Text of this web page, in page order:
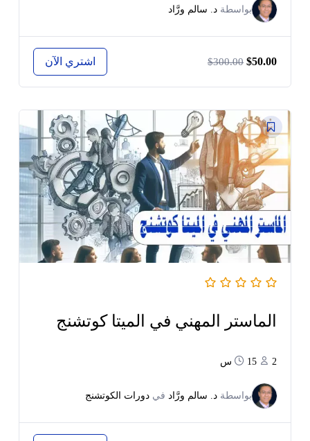
بواسطة د. سالم ورَّاد
$50.00
$300.00 اشتري الآن
الماستر المهني في الميتا كوتشنج
2 15س
بواسطة د. سالم ورَّادفي دورات الكوتشنج